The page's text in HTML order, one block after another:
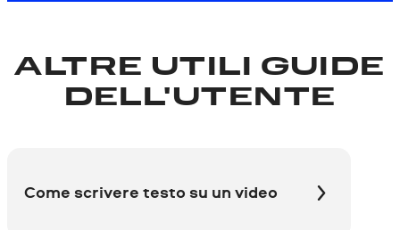
ALTRE UTILI GUIDE
DELL'UTENTE
Come scrivere testo su un video